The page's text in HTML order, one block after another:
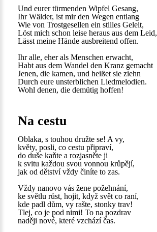
Und eurer türmenden Wipfel Gesang,
Ihr Wälder, ist mir den Wegen entlang
Wie von Trostgesellen ein stilles Geleit,
Löst mich schon leise heraus aus dem Leid,
Lässt meine Hände ausbreitend offen.
Ihr alle, eher als Menschen erwacht,
Habt aus dem Wandel den Kranz gemacht
Jenen, die kamen, und heißet sie ziehn
Durch eure unsterblichen Liedmelodien.
Wohl denen, die demütig hoffen!
Na cestu
Oblaka, s touhou družte se! A vy,
květy, posli, co cestu připraví,
do duše kaňte a rozjasněte ji
k svitu každou svou vonnou krůpějí,
jak od dětství vždy činíte to zas.
Vždy nanovo vás žene požehnání,
ke světlu růst, hojit, když svět co raní,
kde padl dům, vy rašte, stonky trav!
Tlej, co je pod nimi! To na pozdrav
naději nové, které vzchází čas.